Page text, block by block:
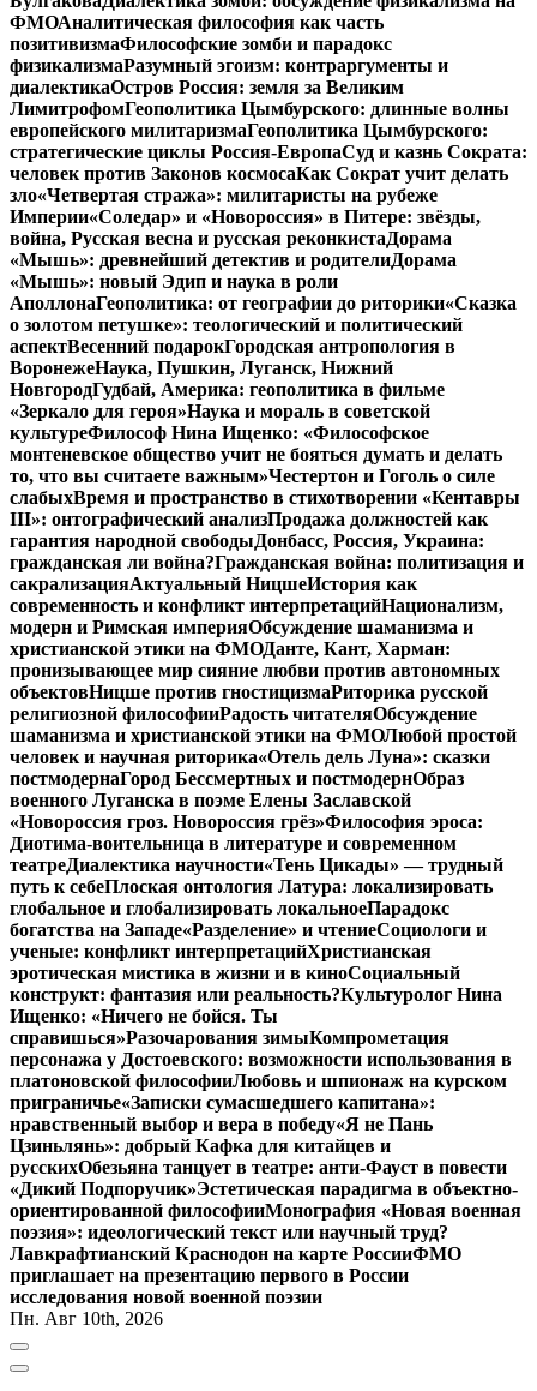
ФМОАналитическая философия как часть
позитивизмаФилософские зомби и парадокс
физикализмаРазумный эгоизм: контраргументы и
диалектикаОстров Россия: земля за Великим
ЛимитрофомГеополитика Цымбурского: длинные волны
европейского милитаризмаГеополитика Цымбурского:
стратегические циклы Россия-ЕвропаСуд и казнь Сократа:
человек против Законов космосаКак Сократ учит делать
зло«Четвертая стража»: милитаристы на рубеже
Империи«Соледар» и «Новороссия» в Питере: звёзды,
война, Русская весна и русская реконкистаДорама
«Мышь»: древнейший детектив и родителиДорама
«Мышь»: новый Эдип и наука в роли
АполлонаГеополитика: от географии до риторики«Сказка
о золотом петушке»: теологический и политический
аспектВесенний подарокГородская антропология в
ВоронежеНаука, Пушкин, Луганск, Нижний
НовгородГудбай, Америка: геополитика в фильме
«Зеркало для героя»Наука и мораль в советской
культуреФилософ Нина Ищенко: «Философское
монтеневское общество учит не бояться думать и делать
то, что вы считаете важным»Честертон и Гоголь о силе
слабыхВремя и пространство в стихотворении «Кентавры
III»: онтографический анализПродажа должностей как
гарантия народной свободыДонбасс, Россия, Украина:
гражданская ли война?Гражданская война: политизация и
сакрализацияАктуальный НицшеИстория как
современность и конфликт интерпретацийНационализм,
модерн и Римская империяОбсуждение шаманизма и
христианской этики на ФМОДанте, Кант, Харман:
пронизывающее мир сияние любви против автономных
объектовНицше против гностицизмаРиторика русской
религиозной философииРадость читателяОбсуждение
шаманизма и христианской этики на ФМОЛюбой простой
человек и научная риторика«Отель дель Луна»: сказки
постмодернаГород Бессмертных и постмодернОбраз
военного Луганска в поэме Елены Заславской
«Новороссия гроз. Новороссия грёз»Философия эроса:
Диотима-воительница в литературе и современном
театреДиалектика научности«Тень Цикады» — трудный
путь к себеПлоская онтология Латура: локализировать
глобальное и глобализировать локальноеПарадокс
богатства на Западе«Разделение» и чтениеСоциологи и
ученые: конфликт интерпретацийХристианская
эротическая мистика в жизни и в киноСоциальный
конструкт: фантазия или реальность?Культуролог Нина
Ищенко: «Ничего не бойся. Ты
справишься»Разочарования зимыКомпрометация
персонажа у Достоевского: возможности использования в
платоновской философииЛюбовь и шпионаж на курском
приграничье«Записки сумасшедшего капитана»:
нравственный выбор и вера в победу«Я не Пань
Цзиньлянь»: добрый Кафка для китайцев и
русскихОбезьяна танцует в театре: анти-Фауст в повести
«Дикий Подпоручик»Эстетическая парадигма в объектно-
ориентированной философииМонография «Новая военная
поэзия»: идеологический текст или научный труд?
Лавкрафтианский Краснодон на карте РоссииФМО
приглашает на презентацию первого в России
исследования новой военной поэзии
Пн. Авг 10th, 2026